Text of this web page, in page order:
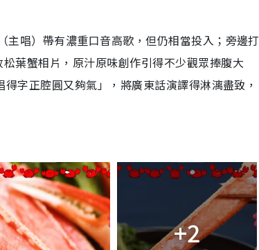
唱）帶有濃重口音高歌，但仍相當投入；旁邊打
葉蟹相片，原汁原味創作引得不少觀眾捧腹大
字正腔圓又夠氣」，將廣東話演譯得淋漓盡致，
+2